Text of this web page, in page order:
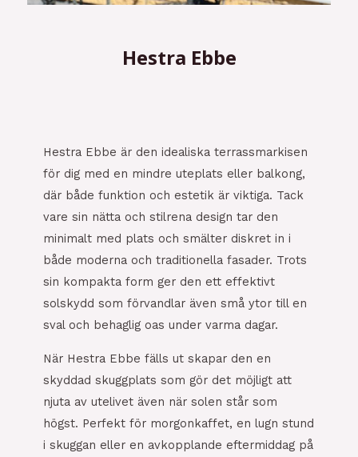
Hestra Ebbe
Hestra Ebbe är den idealiska terrassmarkisen
för dig med en mindre uteplats eller balkong,
där både funktion och estetik är viktiga. Tack
vare sin nätta och stilrena design tar den
minimalt med plats och smälter diskret in i
både moderna och traditionella fasader. Trots
sin kompakta form ger den ett effektivt
solskydd som förvandlar även små ytor till en
sval och behaglig oas under varma dagar.
När Hestra Ebbe fälls ut skapar den en
skyddad skuggplats som gör det möjligt att
njuta av utelivet även när solen står som
högst. Perfekt för morgonkaffet, en lugn stund
i skuggan eller en avkopplande eftermiddag på